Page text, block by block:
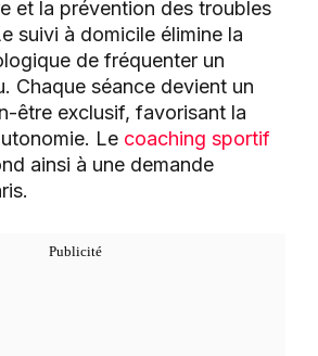
et la prévention des troubles
suivi à domicile élimine la
de fréquenter un
Chaque séance devient un
être exclusif, favorisant la
Le coaching sportif
ainsi à une demande